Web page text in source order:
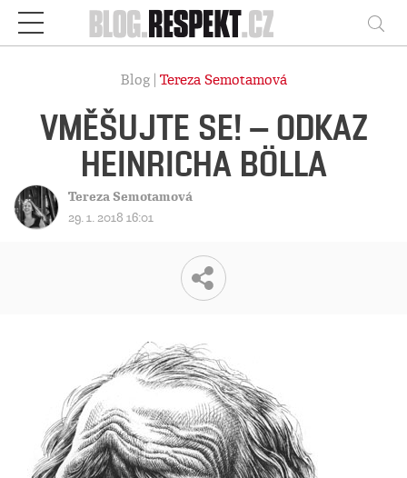
Respekt
Blog | Tereza Semotamová
VMĚŠUJTE SE! – ODKAZ
HEINRICHA BÖLLA
Tereza Semotamová
29. 1. 2018 16:01